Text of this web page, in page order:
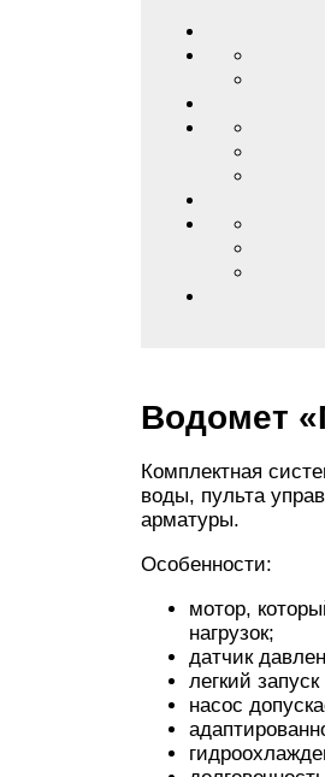
Водомет
Комплектная
воды, пульта
арматуры.
Особенности:
мотор,
нагрузок;
датчик
легкий
насос